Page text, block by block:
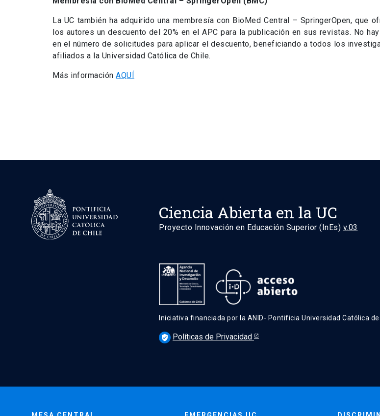
La UC también ha adquirido una membresía con BioMed Central – SpringerOpen, que
los autores un descuento del 20% en el APC para la publicación en sus revistas. No
en el número de solicitudes para aplicar el descuento, beneficiando a todos los
afiliados a la Universidad Católica de Chile.
Más información AQUÍ
Ciencia Abierta en la UC
Proyecto Innovación en Educación Superior (InEs) v.03
Iniciativa financiada por la ANID- Pontificia Universidad Católica de
verified_user Políticas de Privacidad